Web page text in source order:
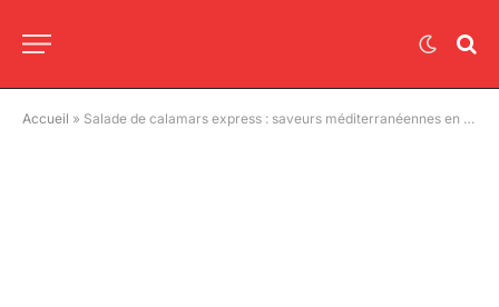
Accueil » Salade de calamars express : saveurs méditerranéennes en 20 minutes